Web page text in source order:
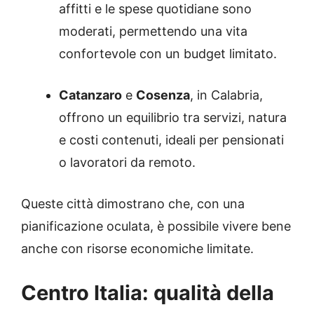
affitti e le spese quotidiane sono
moderati, permettendo una vita
confortevole con un budget limitato.
Catanzaro e Cosenza, in Calabria,
offrono un equilibrio tra servizi, natura
e costi contenuti, ideali per pensionati
o lavoratori da remoto.
Queste città dimostrano che, con una
pianificazione oculata, è possibile vivere bene
anche con risorse economiche limitate.
Centro Italia: qualità della